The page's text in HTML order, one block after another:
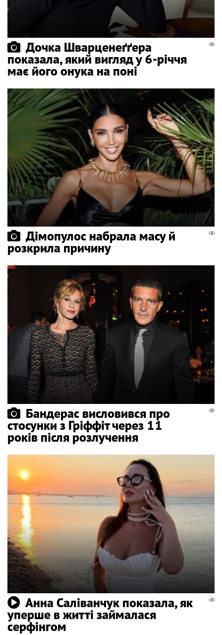
Дочка Шварценеґґера
показала, який вигляд у 6-річчя
має його онука на поні
Дімопулос набрала масу й
розкрила причину
Бандерас висловився про
стосунки з Гріффіт через 11
років після розлучення
Анна Саліванчук показала, як
уперше в житті займалася
серфінгом